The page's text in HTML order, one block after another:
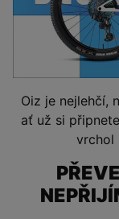
Oiz je nejlehčí,
ať už si
vrchol